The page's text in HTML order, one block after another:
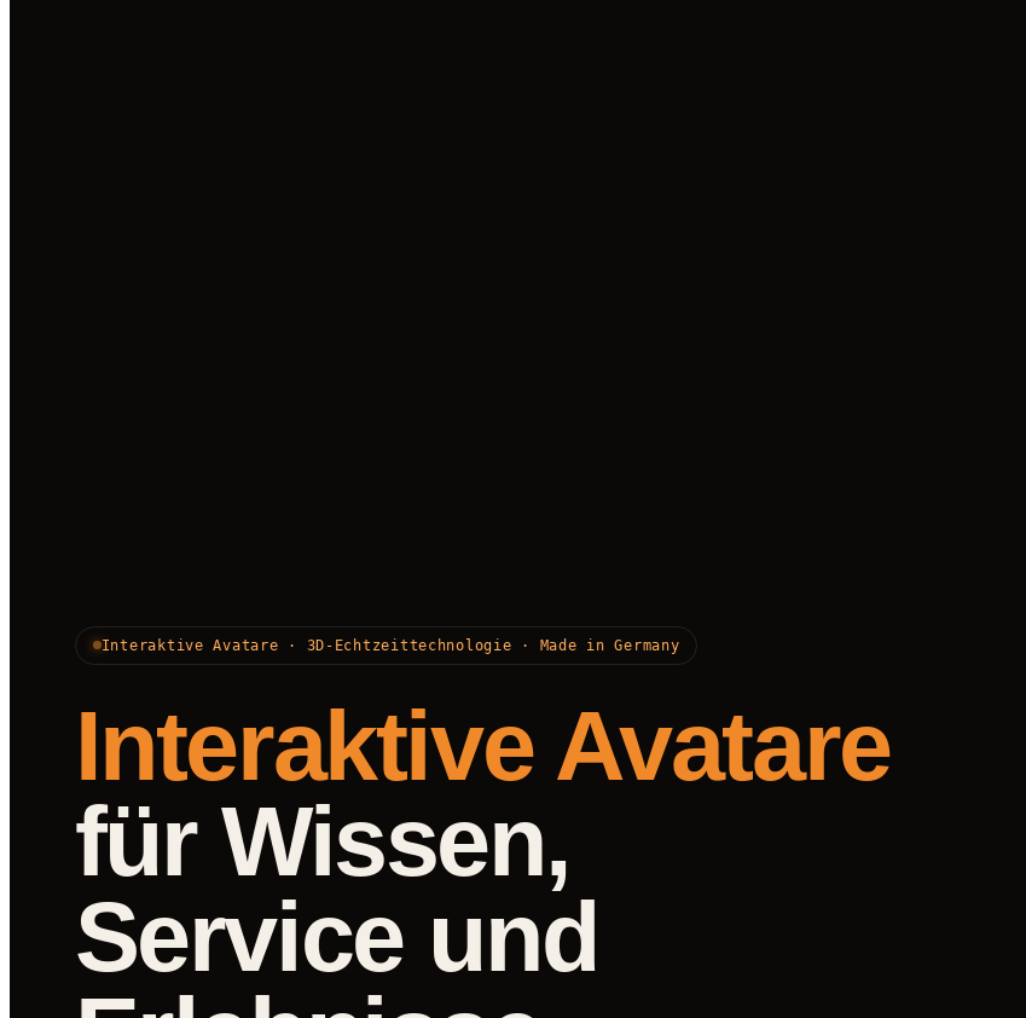
Interaktive Avatare · 3D-Echtzeittechnologie · Made in Germany
Interaktive Avatare
für Wissen,
Service und